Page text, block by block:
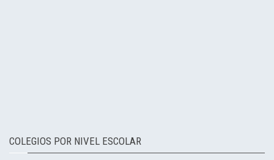
COLEGIOS POR NIVEL ESCOLAR